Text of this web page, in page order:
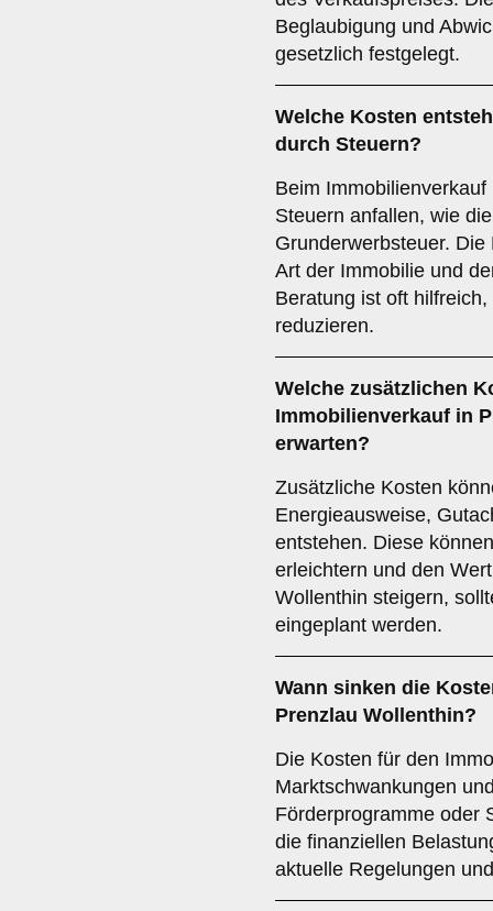
Beglaubigung und
gesetzlich festgelegt.
Welche Kosten
durch Steuern?
Beim
Steuern anfallen, wie
Grunderwerbsteuer.
Art der Immobilie und
Beratung ist oft
reduzieren.
Welche zusätzlichen
Immobilienverkauf in
erwarten?
Zusätzliche Kosten
Energieausweise,
entstehen. Diese
erleichtern und den
Wollenthin steigern,
eingeplant werden.
Wann sinken die
Prenzlau Wollenthin?
Die Kosten für den
Marktschwankungen
Förderprogramme oder
die finanziellen
aktuelle Regelungen